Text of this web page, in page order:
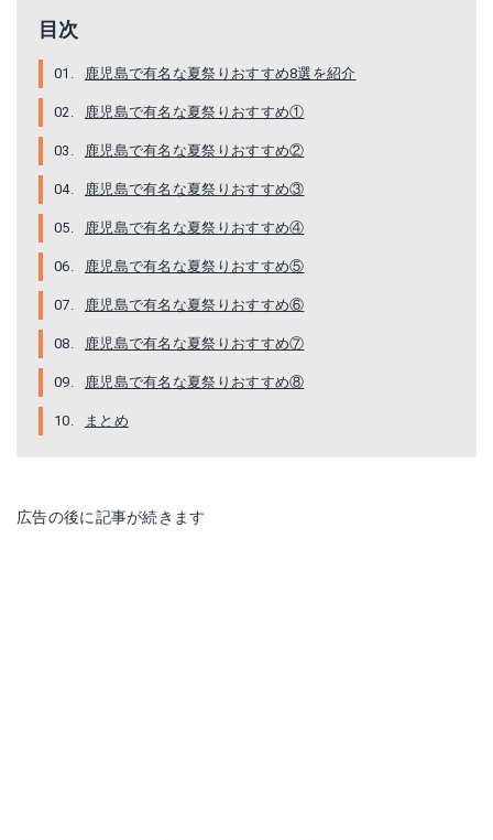
目次
鹿児島で有名な夏祭りおすすめ8選を紹介
鹿児島で有名な夏祭りおすすめ①
鹿児島で有名な夏祭りおすすめ②
鹿児島で有名な夏祭りおすすめ③
鹿児島で有名な夏祭りおすすめ④
鹿児島で有名な夏祭りおすすめ⑤
鹿児島で有名な夏祭りおすすめ⑥
鹿児島で有名な夏祭りおすすめ⑦
鹿児島で有名な夏祭りおすすめ⑧
まとめ
広告の後に記事が続きます